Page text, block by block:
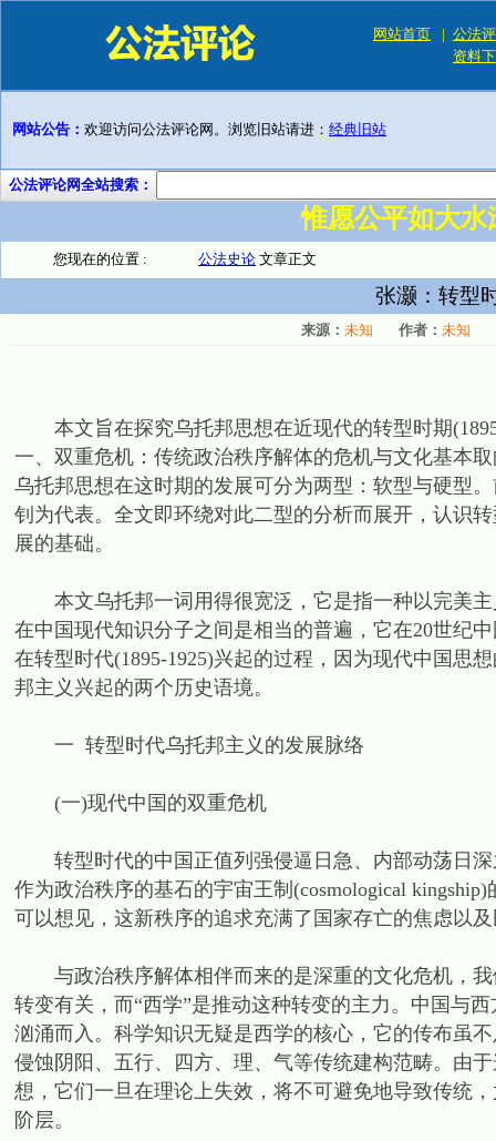
网站首页 | 公法
资料
网站公告： 欢迎访问公法评论网。浏览旧站请进： 经典旧站
公法评论网全站搜索：
惟愿公平如大
您现在的位置 : 公法史论 文章正文
张灏：转型
来源： 未知 作者： 未知
本文旨在探究乌托邦思想在近现代的转型时期
一、双重危机：传统政治秩序解体的危机与文化基本
乌托邦思想在这时期的发展可分为两型：软型与硬型
钊为代表。全文即环绕对此二型的分析而展开，认识
展的基础。
本文乌托邦一词用得很宽泛，它是指一种以完美主
在中国现代知识分子之间是相当的普遍，它在20世纪
在转型时代(1895-1925)兴起的过程，因为现代中国思
邦主义兴起的两个历史语境。
一 转型时代乌托邦主义的发展脉络
(一)现代中国的双重危机
转型时代的中国正值列强侵逼日急、内部动荡日深
作为政治秩序的基石的宇宙王制(cosmological
可以想见，这新秩序的追求充满了国家存亡的焦虑以
与政治秩序解体相伴而来的是深重的文化危机，我
转变有关，而“西学”是推动这种转变的主力。中国与
汹涌而入。科学知识无疑是西学的核心，它的传布虽
侵蚀阴阳、五行、四方、理、气等传统建构范畴。由
想，它们一旦在理论上失效，将不可避免地导致传统
阶层。